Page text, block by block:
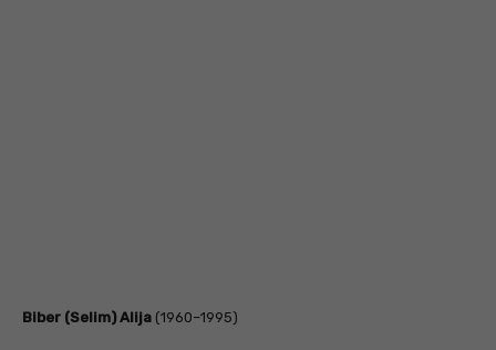
Biber (Selim) Alija (1960–1995)